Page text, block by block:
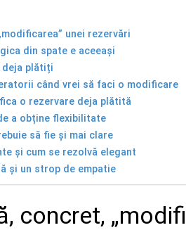
unei rezervări
din spate e aceeași
deja plătiți
când vrei să faci o modificare
o rezervare deja plătită
a obține flexibilitate
să fie și mai clare
și cum se rezolvă elegant
și un strop de empatie
concret,